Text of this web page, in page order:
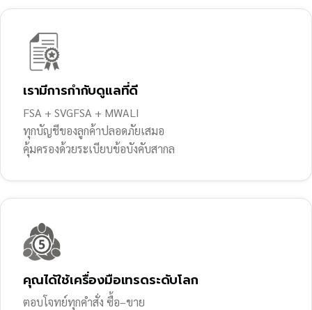
เรามีการกำกับดูแลที่ดี
FSA + SVGFSA + MWALI
ทุกบัญชีของลูกค้าปลอดภัยเสมอ
คุ้มครองด้วยระเบียบข้อบังคับสากล
คุณได้ใช้เครื่องมือเทรดระดับโลก
ตอบโจทย์ทุกคำสั่ง ซื้อ–ขาย